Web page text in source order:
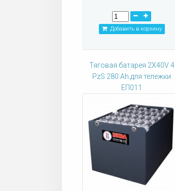
Добавить в корзину
Тяговая батарея 2X40V 4
PzS 280 Ah для тележки
ЕП011